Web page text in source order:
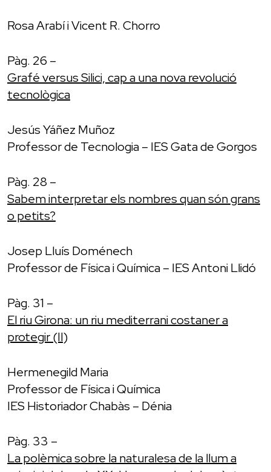
Rosa Arabí i Vicent R. Chorro
Pàg. 26 –
Grafé versus Silici, cap a una nova revolució
tecnològica
Jesús Yáñez Muñoz
Professor de Tecnologia – IES Gata de Gorgos
Pàg. 28 –
Sabem interpretar els nombres quan són grans
o petits?
Josep Lluís Doménech
Professor de Física i Química – IES Antoni Llidó
Pàg. 31 –
El riu Girona: un riu mediterrani costaner a
protegir (II)
Hermenegild Maria
Professor de Física i Química
IES Historiador Chabàs – Dénia
Pàg. 33 –
La polèmica sobre la naturalesa de la llum a